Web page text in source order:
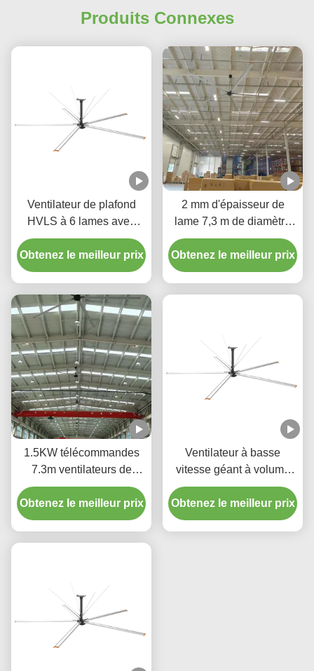
Produits Connexes
Ventilateur de plafond
HVLS à 6 lames avec
moteur de refroidissement
Obtenez le meilleur prix
2 mm d'épaisseur de
lame 7,3 m de diamètre
Ventilateurs de plafond
HVLS pour centres de
distribution
Obtenez le meilleur prix
1.5KW télécommandes
7.3m ventilateurs de
plafond à haut volume 5
lames ventilateur HVLS
pour les stades
Obtenez le meilleur prix
Ventilateur à basse
vitesse géant à volume
élevé 7,3 M de diamètre
Ventilateur de plafond
industriel 0,75 kW
Obtenez le meilleur prix